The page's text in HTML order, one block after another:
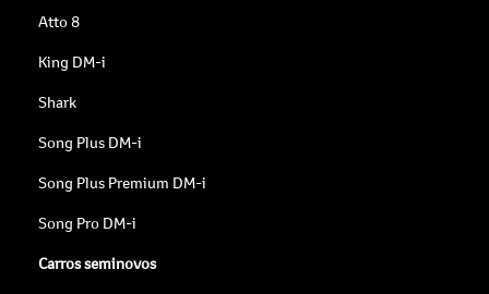
Atto 8
King DM-i
Shark
Song Plus DM-i
Song Plus Premium DM-i
Song Pro DM-i
Carros seminovos